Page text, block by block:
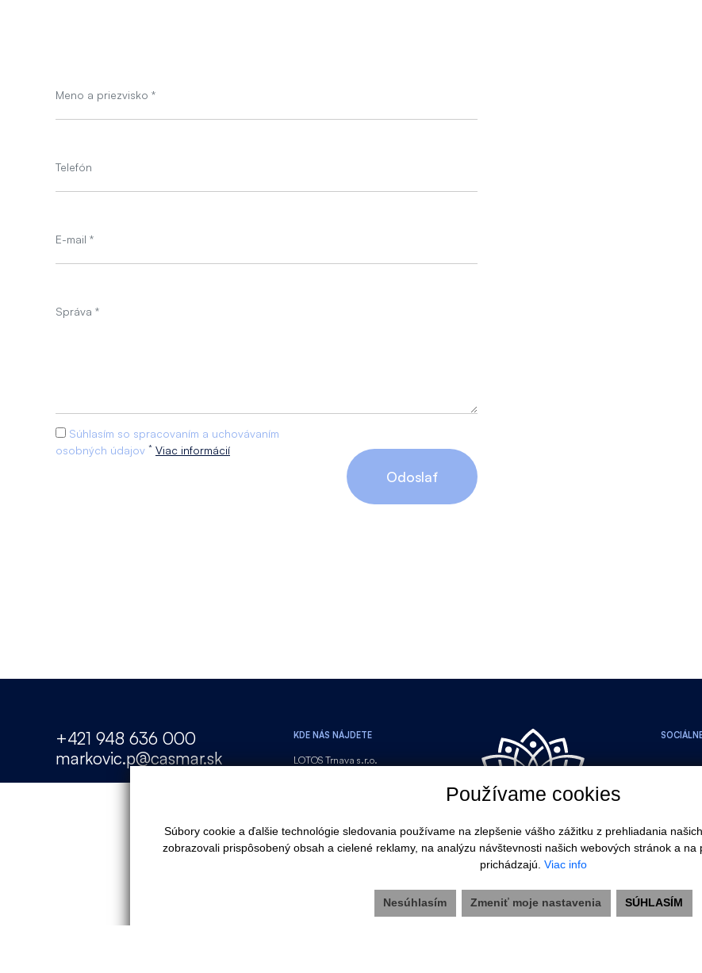
Súhlasím so spracovaním a uchovávaním
osobných údajov * Viac informácií
Odoslať
+421 948 636 000
markovic.p@casmar.sk
KDE NÁS NÁJDETE
LOTOS Trnava s.r.o.
Generálny dodávateľ stavby:
Používame cookies
Súbory cookie a ďalšie technológie sledovania používame na zlepšenie vášho zážitku z prehliadania
zobrazovali prispôsobený obsah a cielené reklamy, na analýzu návštevnosti našich webových stránok a
prichádzajú. Viac info
SÚHLASÍM
Nesúhlasím Zmeniť moje nastavenia